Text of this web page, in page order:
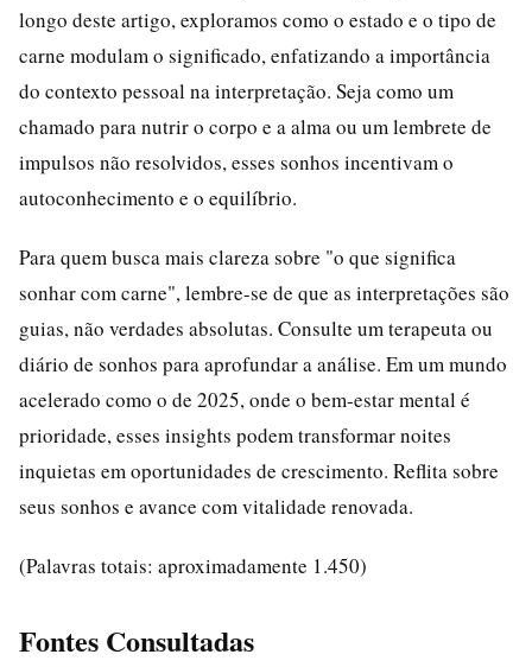
longo deste artigo, exploramos como o estado e o tipo de
carne modulam o significado, enfatizando a importância
do contexto pessoal na interpretação. Seja como um
chamado para nutrir o corpo e a alma ou um lembrete de
impulsos não resolvidos, esses sonhos incentivam o
autoconhecimento e o equilíbrio.
Para quem busca mais clareza sobre "o que significa
sonhar com carne", lembre-se de que as interpretações são
guias, não verdades absolutas. Consulte um terapeuta ou
diário de sonhos para aprofundar a análise. Em um mundo
acelerado como o de 2025, onde o bem-estar mental é
prioridade, esses insights podem transformar noites
inquietas em oportunidades de crescimento. Reflita sobre
seus sonhos e avance com vitalidade renovada.
(Palavras totais: aproximadamente 1.450)
Fontes Consultadas